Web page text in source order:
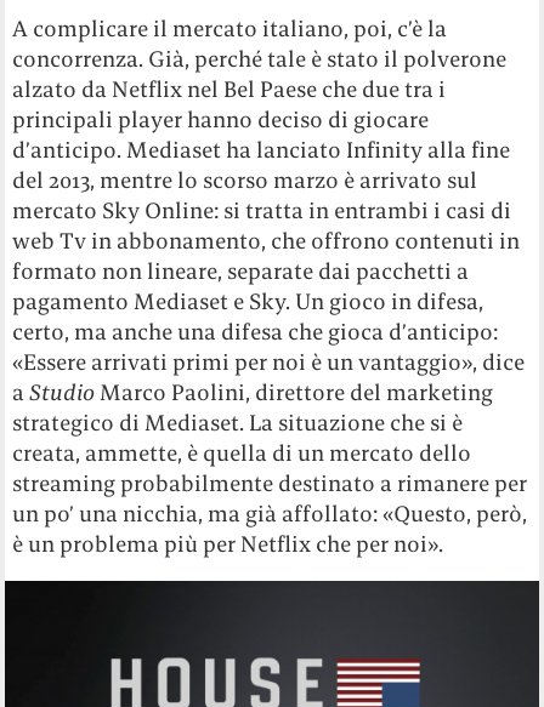
A complicare il mercato italiano, poi, c’è la
concorrenza. Già, perché tale è stato il polverone
alzato da Netflix nel Bel Paese che due tra i
principali player hanno deciso di giocare
d’anticipo. Mediaset ha lanciato Infinity alla fine
del 2013, mentre lo scorso marzo è arrivato sul
mercato Sky Online: si tratta in entrambi i casi di
web Tv in abbonamento, che offrono contenuti in
formato non lineare, separate dai pacchetti a
pagamento Mediaset e Sky. Un gioco in difesa,
certo, ma anche una difesa che gioca d’anticipo:
«Essere arrivati primi per noi è un vantaggio», dice
aStudioMarco Paolini, direttore del marketing
strategico di Mediaset. La situazione che si è
creata, ammette, è quella di un mercato dello
streaming probabilmente destinato a rimanere per
un po’ una nicchia, ma già affollato: «Questo, però,
è un problema più per Netflix che per noi».